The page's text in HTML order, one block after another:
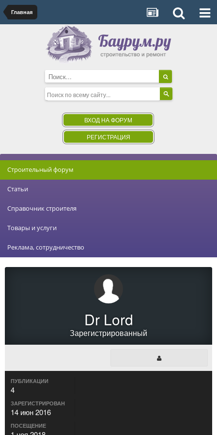
Главная
ВХОД НА ФОРУМ
РЕГИСТРАЦИЯ
Строительный форум
Статьи
Справочник строителя
Товары и услуги
Реклама, сотрудничество
Dr Lord
Зарегистрированный
ПУБЛИКАЦИИ
4
ЗАРЕГИСТРИРОВАН
14 июн 2016
ПОСЕЩЕНИЕ